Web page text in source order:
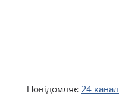
Повідомляє 24 канал